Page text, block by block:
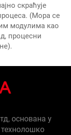
скраћује
(Мора се
модулима као
процесни
основана у
технолошко